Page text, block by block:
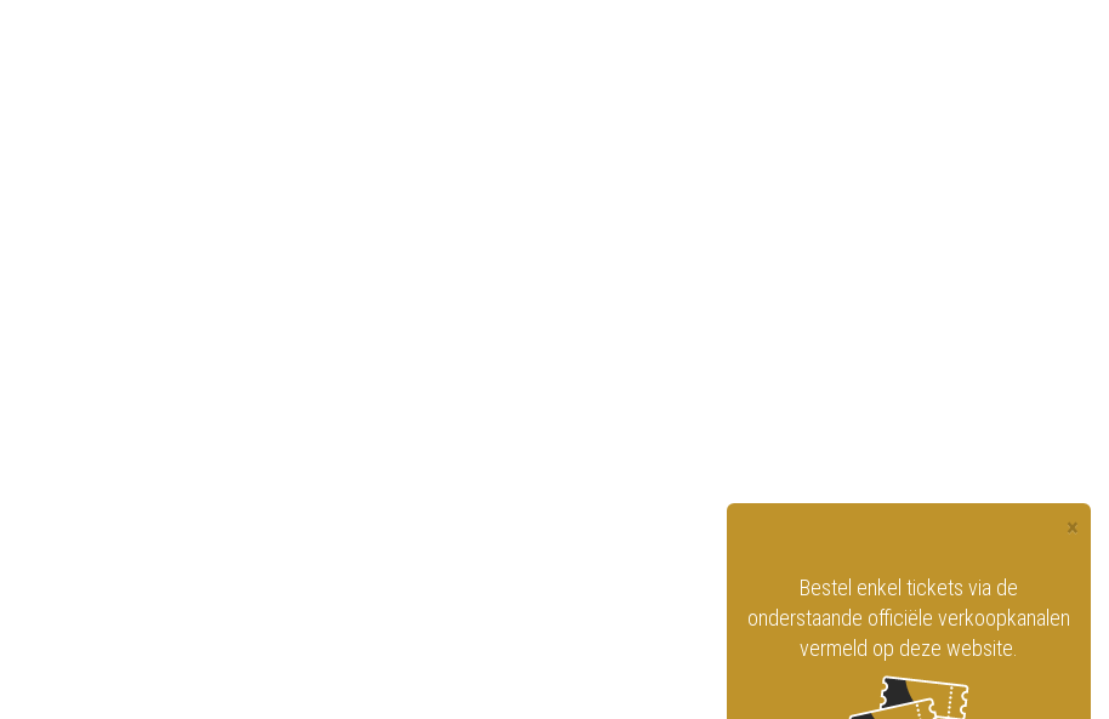
×
Bestel enkel tickets via de
onderstaande officiële verkoopkanalen
vermeld op deze website.